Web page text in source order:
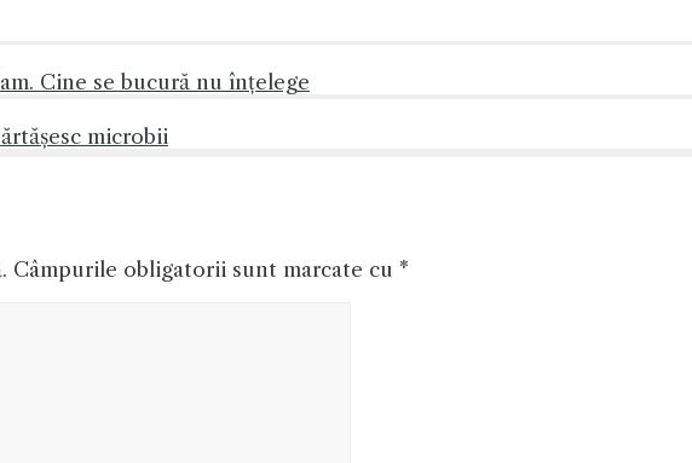
Cine se bucură nu înțelege
microbii
Câmpurile obligatorii sunt marcate cu *